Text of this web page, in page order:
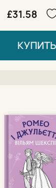
£31.58
КУПИТЬ